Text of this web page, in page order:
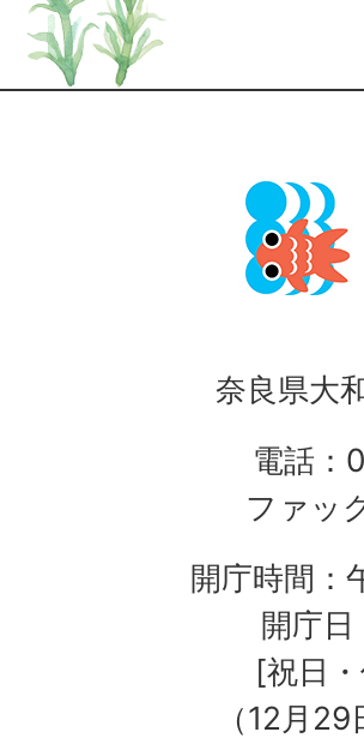
ページの先頭へ
奈良県大
電話：
ファッ
開庁時間：
開庁
[祝日
（12月